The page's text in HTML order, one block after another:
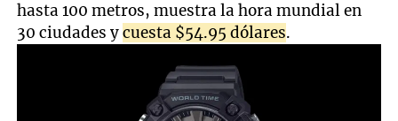
hasta 100 metros, muestra la hora mundial en
30 ciudades ycuesta $54.95 dólares.